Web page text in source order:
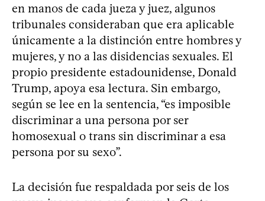
en manos de cada jueza y juez, algunos
tribunales consideraban que era aplicable
únicamente a la distinción entre hombres y
mujeres, y no a las disidencias sexuales. El
propio presidente estadounidense, Donald
Trump, apoya esa lectura. Sin embargo,
según se lee en la sentencia, “es imposible
discriminar a una persona por ser
homosexual o trans sin discriminar a esa
persona por su sexo”.
La decisión fue respaldada por seis de los